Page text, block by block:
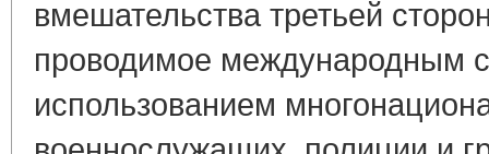
вмешательства третьей
проводимое международным
использованием